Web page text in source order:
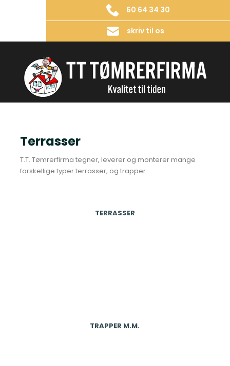
60 64 34 30
skriv til os
Terrasser
​T.T. Tømrerfirma tegner, leverer og monterer mange
forskellige typer terrasser, og trapper.
TERRASSER
TRAPPER M.M.